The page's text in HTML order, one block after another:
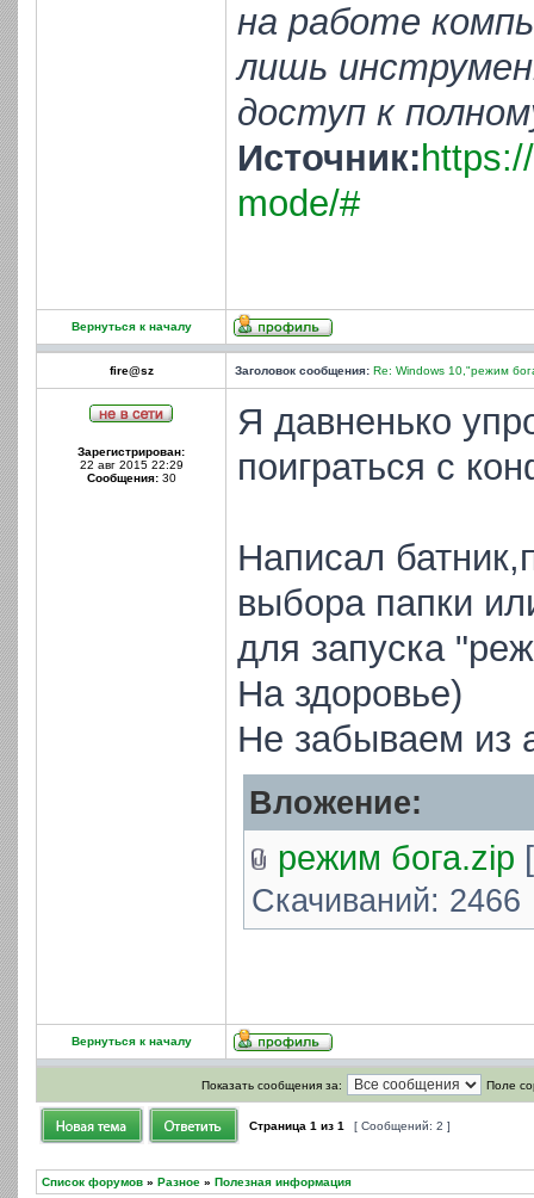
на работе
лишь
доступ к
Источник:
mode/#
Вернуться к началу
fire@sz Заголовок сообщения: Re: Windows 10,"режим
Зарегистрирован:
22 авг 2015 22:29
Сообщения:30
Я давненько
поиграться с
Написал
выбора папки
для запуска
На здоровье)
Не забываем из
Вложение:
режим бога.zip
Скачиваний: 2466
Вернуться к началу
Показать сообщения за: Поле
Страница 1 из 1 [ Сообщений: 2 ]
Список форумов » Разное » Полезная информация